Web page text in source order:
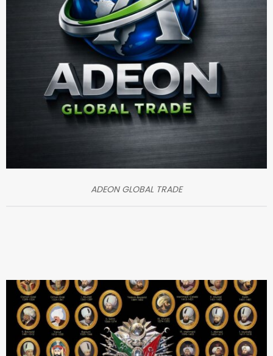
ADEON GLOBAL TRADE